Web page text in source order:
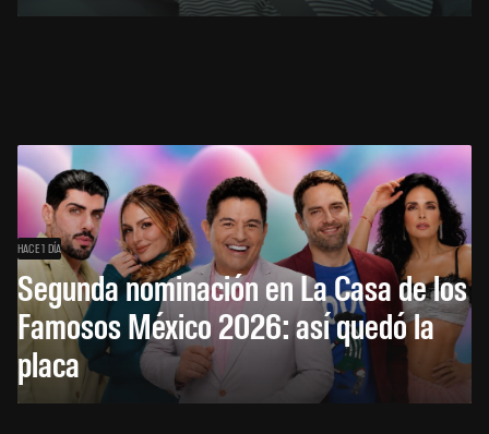
HACE 1 DÍA
Segunda nominación en La Casa de los
Famosos México 2026: así quedó la
placa